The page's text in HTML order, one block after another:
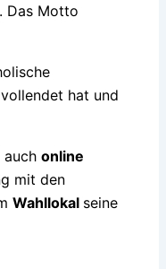
Das Motto
vollendet hat und
online
mit den
Wahllokal seine